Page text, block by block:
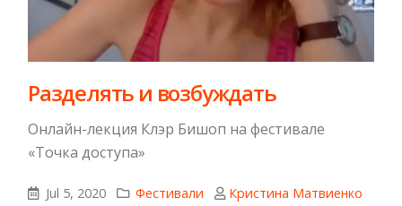
Разделять и возбуждать
Онлайн-лекция Клэр Бишоп на фестивале
«Точка доступа»
Jul 5, 2020 Фестивали
Кристина Матвиенко